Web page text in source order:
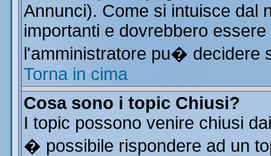
Annunci). Come si intuisce dal
importanti e dovrebbero
l'amministratore pu�
Torna in cima
Cosa sono i topic Chiusi?
I topic possono venire chiusi
� possibile rispondere ad un